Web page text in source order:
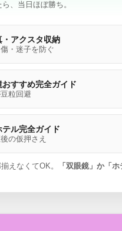
、当日ほぼ勝ち。
・アクスタ収納
・迷子を防ぐ
おすすめ完全ガイド
粒回避
テル完全ガイド
の仮押さえ
えなくてOK。 「双眼鏡」か「ホ